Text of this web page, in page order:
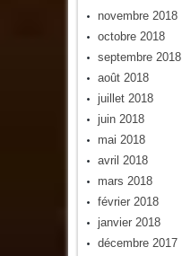
novembre 2018
octobre 2018
septembre 2018
août 2018
juillet 2018
juin 2018
mai 2018
avril 2018
mars 2018
février 2018
janvier 2018
décembre 2017